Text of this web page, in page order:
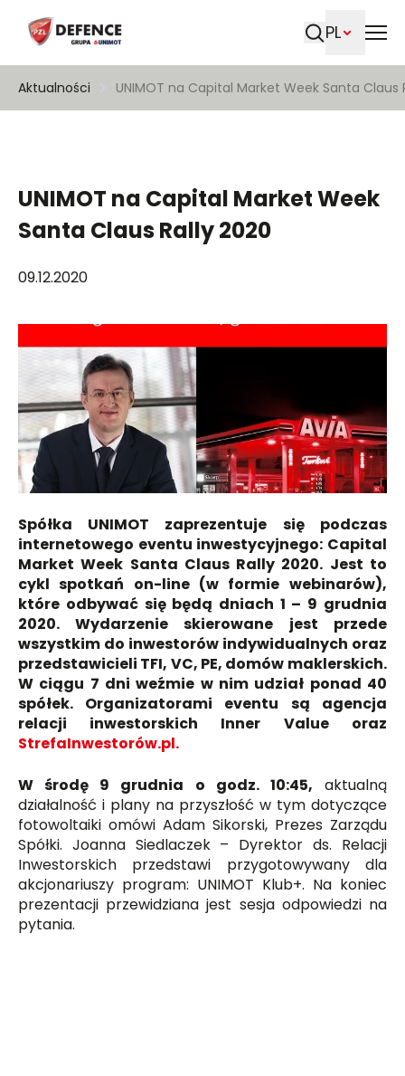
PL
Aktualności UNIMOT na Capital Market Week Santa Claus
UNIMOT na Capital Market Week
Santa Claus Rally 2020
09.12.2020
Spółka UNIMOT zaprezentuje się podczas
internetowego eventu inwestycyjnego: Capital
Market Week Santa Claus Rally 2020. Jest to
cykl spotkań on-line (w formie webinarów),
które odbywać się będą dniach 1 – 9 grudnia
2020. Wydarzenie skierowane jest przede
wszystkim do inwestorów indywidualnych oraz
przedstawicieli TFI, VC, PE, domów maklerskich.
W ciągu 7 dni weźmie w nim udział ponad 40
spółek. Organizatorami eventu są agencja
relacji inwestorskich Inner Value oraz
StrefaInwestorów.pl.
W środę 9 grudnia o godz. 10:45, aktualną
działalność i plany na przyszłość w tym dotyczące
fotowoltaiki omówi Adam Sikorski, Prezes Zarządu
Spółki. Joanna Siedlaczek – Dyrektor ds. Relacji
Inwestorskich przedstawi przygotowywany dla
akcjonariuszy program: UNIMOT Klub+. Na koniec
prezentacji przewidziana jest sesja odpowiedzi na
pytania.